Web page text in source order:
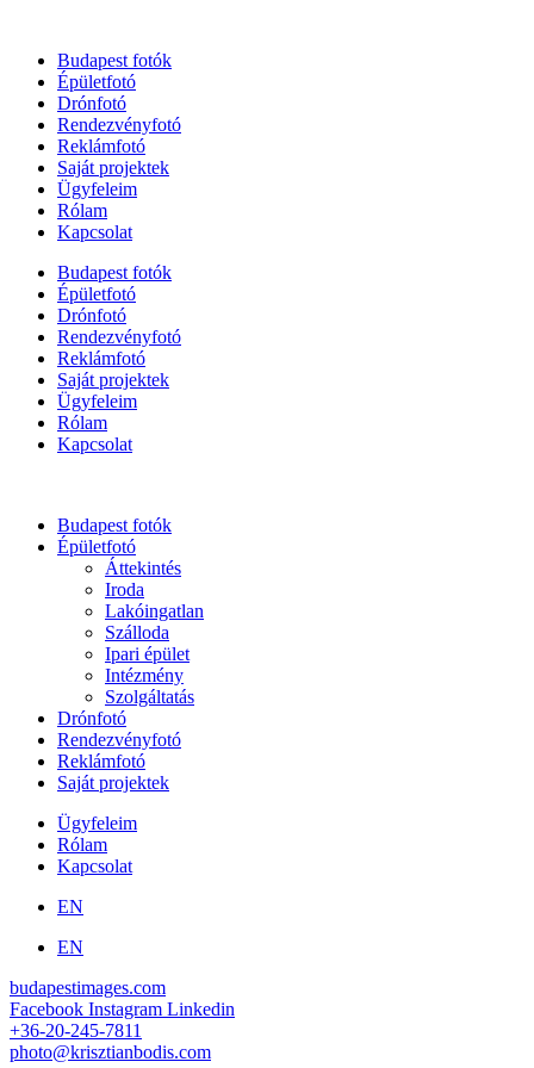
Budapest fotók
Épületfotó
Drónfotó
Rendezvényfotó
Reklámfotó
Saját projektek
Ügyfeleim
Rólam
Kapcsolat
Budapest fotók
Épületfotó
Drónfotó
Rendezvényfotó
Reklámfotó
Saját projektek
Ügyfeleim
Rólam
Kapcsolat
Budapest fotók
Épületfotó
Áttekintés
Iroda
Lakóingatlan
Szálloda
Ipari épület
Intézmény
Szolgáltatás
Drónfotó
Rendezvényfotó
Reklámfotó
Saját projektek
Ügyfeleim
Rólam
Kapcsolat
EN
EN
budapestimages.com
Facebook Instagram Linkedin
+36-20-245-7811
photo@krisztianbodis.com